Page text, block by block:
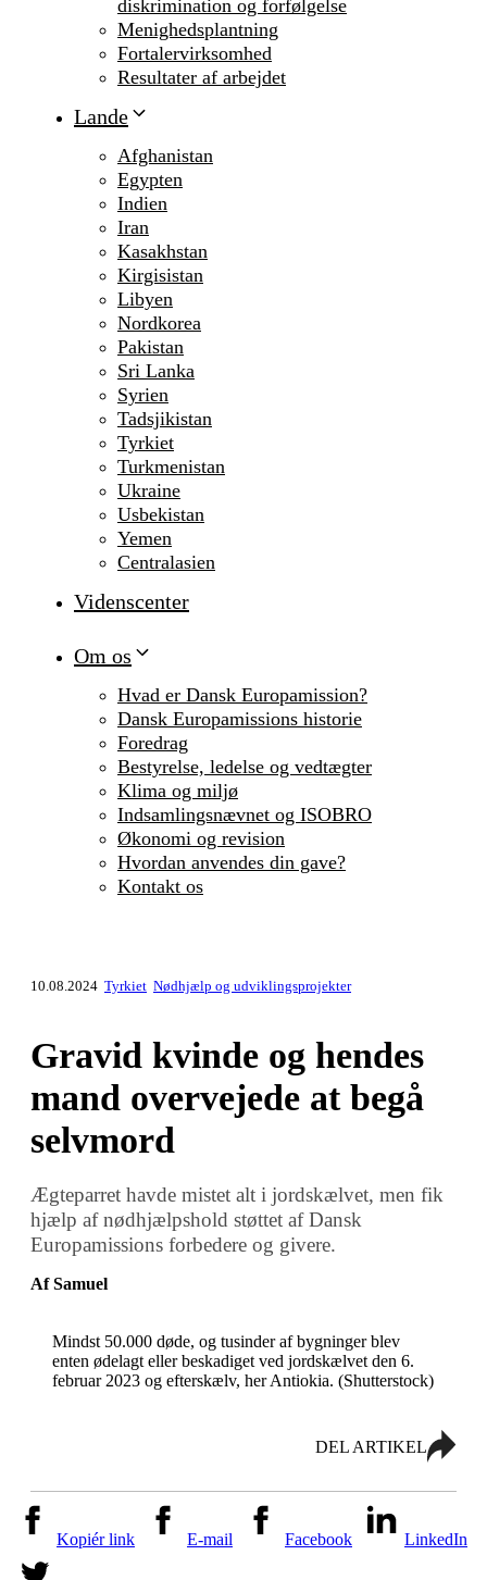
diskrimination og forfølgelse
Menighedsplantning
Fortalervirksomhed
Resultater af arbejdet
Lande
Afghanistan
Egypten
Indien
Iran
Kasakhstan
Kirgisistan
Libyen
Nordkorea
Pakistan
Sri Lanka
Syrien
Tadsjikistan
Tyrkiet
Turkmenistan
Ukraine
Usbekistan
Yemen
Centralasien
Videnscenter
Om os
Hvad er Dansk Europamission?
Dansk Europamissions historie
Foredrag
Bestyrelse, ledelse og vedtægter
Klima og miljø
Indsamlingsnævnet og ISOBRO
Økonomi og revision
Hvordan anvendes din gave?
Kontakt os
10.08.2024 Tyrkiet Nødhjælp og udviklingsprojekter
Gravid kvinde og hendes
mand overvejede at begå
selvmord
Ægteparret havde mistet alt i jordskælvet, men fik
hjælp af nødhjælpshold støttet af Dansk
Europamissions forbedere og givere.
Af Samuel
Mindst 50.000 døde, og tusinder af bygninger blev
enten ødelagt eller beskadiget ved jordskælvet den 6.
februar 2023 og efterskælv, her Antiokia. (Shutterstock)
DEL ARTIKEL
Kopiér link E-mail Facebook LinkedIn